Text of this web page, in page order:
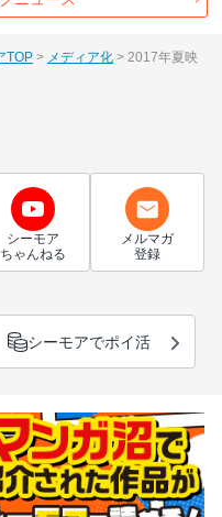
TOP メディア化
2017年夏映
シーモア
ちゃんねる
メルマガ
登録
シーモアでポイ活